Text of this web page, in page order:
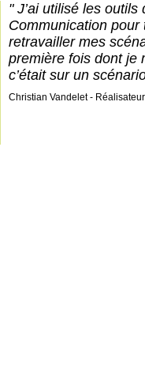
" J’ai utilisé les outils
Communication pour
retravailler mes
première fois dont je
c’était sur un
Christian Vandelet -